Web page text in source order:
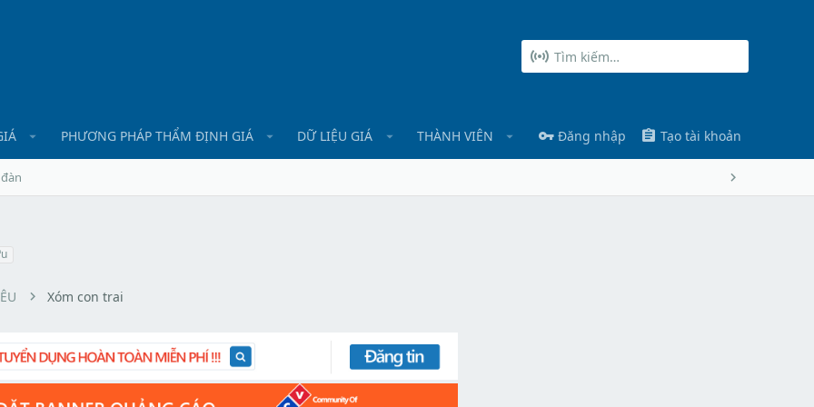
PHƯƠNG PHÁP THẨM ĐỊNH GIÁ DỮ LIỆU GIÁ THÀNH VIÊN Đăng nhập Tạo tài khoản
Xóm con trai